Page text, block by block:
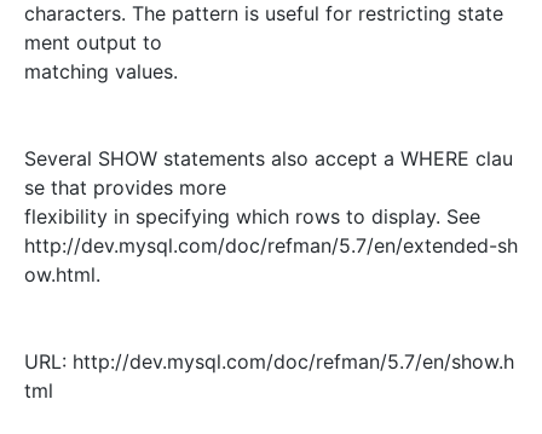
characters. The pattern is useful for restricting state
ment output to
matching values.
Several SHOW statements also accept a WHERE clau
se that provides more
flexibility in specifying which rows to display. See
http://dev.mysql.com/doc/refman/5.7/en/extended-sh
ow.html.
URL: http://dev.mysql.com/doc/refman/5.7/en/show.h
tml